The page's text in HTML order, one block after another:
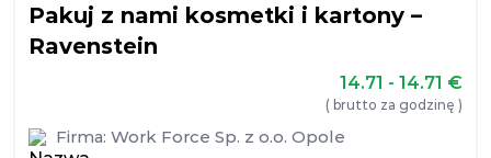
Pakuj z nami kosmetki i kartony –
Ravenstein
14.71 - 14.71 €
( brutto za godzinę )
Firma: Work Force Sp. z o.o. Opole